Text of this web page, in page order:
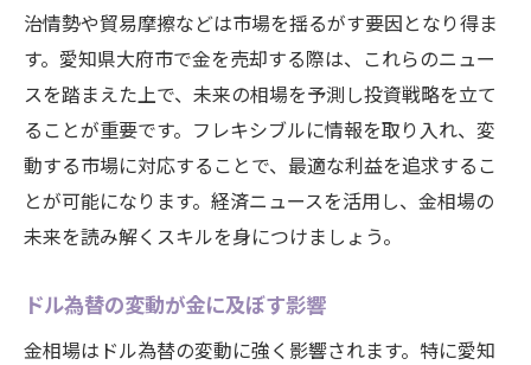
治情勢や貿易摩擦などは市場を揺るがす要因となり得ま
す。愛知県大府市で金を売却する際は、これらのニュー
スを踏まえた上で、未来の相場を予測し投資戦略を立て
ることが重要です。フレキシブルに情報を取り入れ、変
動する市場に対応することで、最適な利益を追求するこ
とが可能になります。経済ニュースを活用し、金相場の
未来を読み解くスキルを身につけましょう。
ドル為替の変動が金に及ぼす影響
金相場はドル為替の変動に強く影響されます。特に愛知